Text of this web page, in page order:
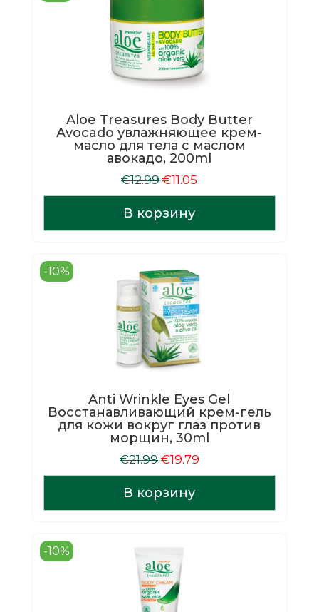
Aloe Treasures Body Butter
Avocado увлажняющее крем-
масло для тела с маслом
авокадо, 200ml
€12.99Первоначальная
цена
составляла
€12.99.
€11.05
цена:
В корзину
-10%
Anti Wrinkle Eyes Gel
Восстанавливающий крем-гель
для кожи вокруг глаз против
морщин, 30ml
€21.99 Первоначальная
цена
составляла
€21.99.
€19.79Текущая
цена:
В корзину
-10%